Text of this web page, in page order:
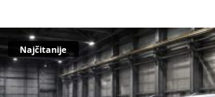
Najčitanije